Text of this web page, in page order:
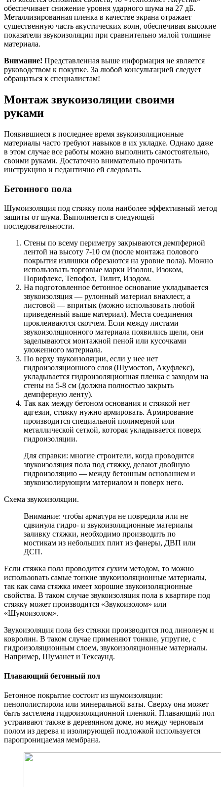
обеспечивает снижение уровня ударного шума на 27 дБ.
Металлизированная пленка в качестве экрана отражает
существенную часть акустических волн, обеспечивая высокие
показатели звукоизоляции при сравнительно малой толщине
материала.
Внимание! Представленная выше информация не является
руководством к покупке. За любой консультацией следует
обращаться к специалистам!
Монтаж звукоизоляции своими
руками
Появившиеся в последнее время звукоизоляционные
материалы часто требуют навыков в их укладке. Однако даже
в этом случае все работы можно выполнить самостоятельно,
своими руками. Достаточно внимательно прочитать
инструкцию и педантично ей следовать.
Бетонного пола
Шумоизоляция под стяжку пола наиболее эффективный метод
защиты от шума. Выполняется в следующей
последовательности.
Стены по всему периметру закрываются демпферной
лентой на высоту 7-10 см (после монтажа полового
покрытия излишки обрезаются на уровне пола). Можно
использовать торговые марки Изолон, Изоком,
Порифлекс, Тепофол, Тилит, Изодом.
На подготовленное бетонное основание укладывается
звукоизоляция — рулонный материал внахлест, а
листовой — впритык (можно использовать любой
приведенный выше материал). Места соединения
проклеиваются скотчем. Если между листами
звукоизоляционного материала появились щели, они
заделываются монтажной пеной или кусочками
уложенного материала.
По верху звукоизоляции, если у нее нет
гидроизоляционного слоя (Шумостоп, Акуфлекс),
укладывается гидроизоляционная пленка с заходом на
стены на 5-8 см (должна полностью закрыть
демпферную ленту).
Так как между бетоном основания и стяжкой нет
адгезии, стяжку нужно армировать. Армирование
производится специальной полимерной или
металлической сеткой, которая укладывается поверх
гидроизоляции.
Для справки: многие строители, когда проводится
звукоизоляция пола под стяжку, делают двойную
гидроизоляцию — между бетонным основанием и
звукоизолирующим материалом и поверх него.
Схема звукоизоляции.
Внимание: чтобы арматура не повредила или не
сдвинула гидро- и звукоизоляционные материалы
заливку стяжки, необходимо производить по
мостикам из небольших плит из фанеры, ДВП или
ДСП.
Если стяжка пола проводится сухим методом, то можно
использовать самые тонкие звукоизоляционные материалы,
так как сама стяжка имеет хорошие звукоизоляционные
свойства. В таком случае звукоизоляция пола в квартире под
стяжку может производится «Звукоизолом» или
«Шумоизолом».
Звукоизоляция пола без стяжки производится под линолеум и
ковролин. В таком случае применяют тонкие, упругие, с
гидроизоляционным слоем, звукоизоляционные материалы.
Например, Шуманет и Тексаунд.
Плавающий бетонный пол
Бетонное покрытие состоит из шумоизоляции:
пенополистирола или минеральной ваты. Сверху она может
быть застелена гидроизоляционной пленкой. Плавающий пол
устраивают также в деревянном доме, но между черновым
полом из дерева и изолирующей подложкой используется
паропроницаемая мембрана.